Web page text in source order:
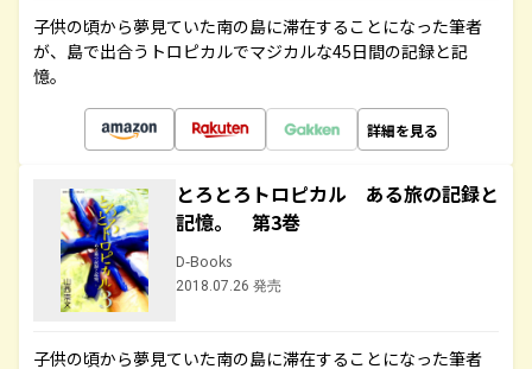
子供の頃から夢見ていた南の島に滞在することになった筆者
が、島で出合うトロピカルでマジカルな45日間の記録と記
憶。
詳細を見る
とろとろトロピカル ある旅の記録と
記憶。 第3巻
D-Books
2018.07.26 発売
子供の頃から夢見ていた南の島に滞在することになった筆者